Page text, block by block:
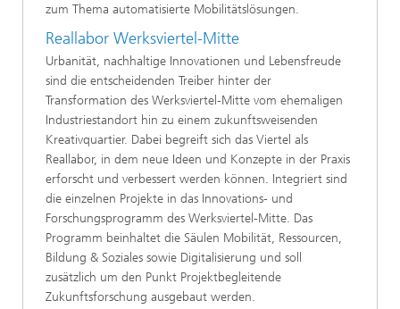
zum Thema automatisierte Mobilitätslösungen.
Reallabor Werksviertel-Mitte
Urbanität, nachhaltige Innovationen und Lebensfreude
sind die entscheidenden Treiber hinter der
Transformation des Werksviertel-Mitte vom ehemaligen
Industriestandort hin zu einem zukunftsweisenden
Kreativquartier. Dabei begreift sich das Viertel als
Reallabor, in dem neue Ideen und Konzepte in der Praxis
erforscht und verbessert werden können. Integriert sind
die einzelnen Projekte in das Innovations- und
Forschungsprogramm des Werksviertel-Mitte. Das
Programm beinhaltet die Säulen Mobilität, Ressourcen,
Bildung & Soziales sowie Digitalisierung und soll
zusätzlich um den Punkt Projektbegleitende
Zukunftsforschung ausgebaut werden.